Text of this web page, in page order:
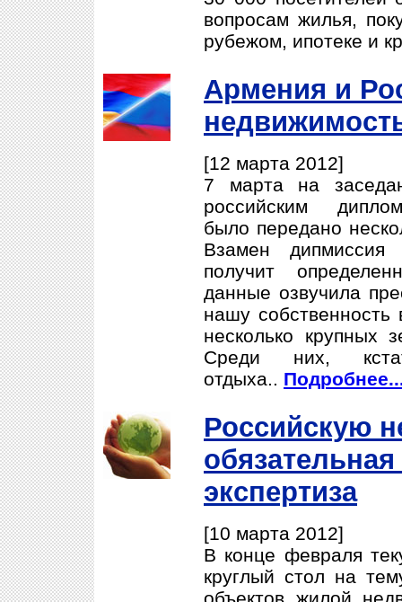
вопросам жилья,
рубежом, ипотеке и
Армения и
[12 марта 2012]
7 марта на
российским
было передано
Взамен
получит
данные озвучила
нашу
несколько крупных
Среди них,
отдыха..
Российскую
экспертиза
[10 марта 2012]
В конце февраля
круглый стол на